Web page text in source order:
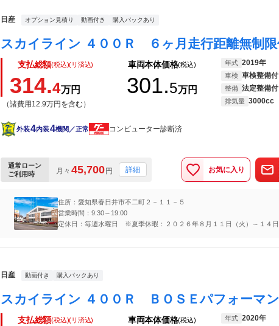
日産 オプション見積り 動画付き 購入パックあり
支払総額(税込)(リ済込)
314.4万円
（諸費用12.9万円を含む）
車両本体価格(税込)
301.5万円
年式 2019年
車検 車検整備付
整備 法定整備付
排気量 3000cc
外装4内装4機関／正常 コンピューター診断済
通常ローン
ご利用時
月々 45,700円 詳細 お気に入り
住所：愛知県春日井市不二町２－１１－５
営業時間：9:30～19:00
定休日：毎週水曜日 ※夏季休暇：２０２６年８月１１日（火）～１４日
日産 動画付き 購入パックあり
支払総額(税込)(リ済込) 車両本体価格(税込) 年式 2020年